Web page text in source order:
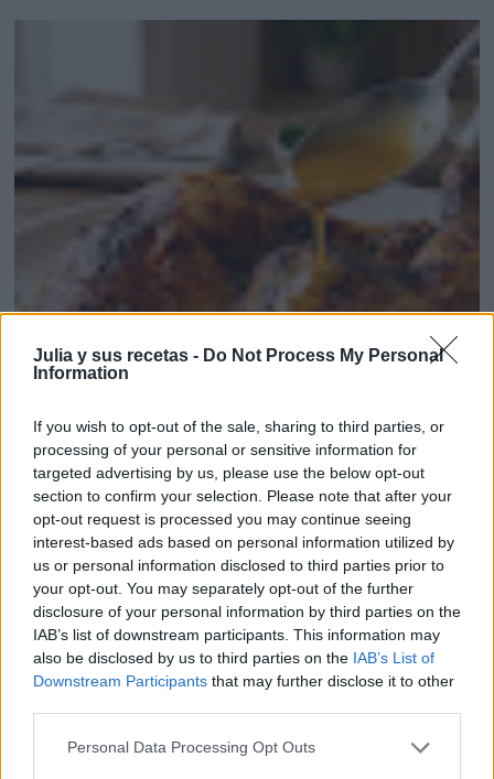
Julia y sus recetas - Do Not Process My Personal
Information
If you wish to opt-out of the sale, sharing to third parties, or
processing of your personal or sensitive information for
targeted advertising by us, please use the below opt-out
section to confirm your selection. Please note that after your
opt-out request is processed you may continue seeing
interest-based ads based on personal information utilized by
us or personal information disclosed to third parties prior to
your opt-out. You may separately opt-out of the further
disclosure of your personal information by third parties on the
IAB’s list of downstream participants. This information may
also be disclosed by us to third parties on the IAB’s List of
Downstream Participants that may further disclose it to other
Personal Data Processing Opt Outs
POLLO AL HORNO CON MAYONESA